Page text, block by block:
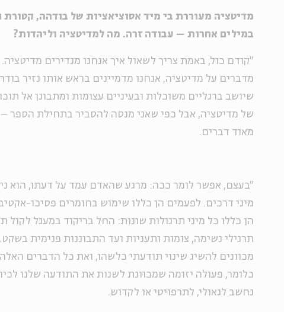
מדיטציה מעוררת בי מיד אסוציאציות של בודהה, קטורת
במילים אחרות – עבודה זרה. מה למדיטציה וליהדות?
"קודם כול, באמת צריך לשאול איך אנחנו מגדירים
מדברים על מדיטציה, אנחנו מדמיינים בראש אותו נזיר
שיושב ברגליים משוכלות ובעיניים עצומות ומתבונן אל
של מדיטציה, אבל כפי שאני מנסה להסביר בתחילת הספר
מאוד דברים.
"בעצם, אפשר לומר ככה: מרגע שהאדם עמד על דעתו, הוא
מיני דרכים. לפעמים הן כללו שימוש בחומרים פסיכו-
הן כללו כל מיני תרגולות שונות: החל בריקוד במעגל לקול
תרגילי נשימה, צומות ותעניות ועד התבוננות פנימית
מכוונים להשיג שינוי תודעתי כלשהו, ואת כל הדברים
כלומר, פעולה יזומה שמכוּונת לשנות את התודעה שלנו
נחשב לגאולי, לתרפויטי או לקדוש.